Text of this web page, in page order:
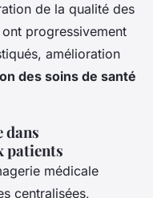
de la qualité des
progressivement
amélioration
des soins de santé
dans
patients
médicale
centralisées,